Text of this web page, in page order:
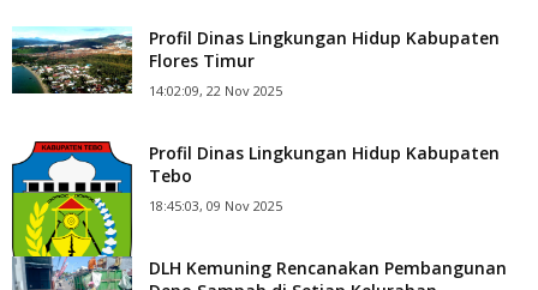
Profil Dinas Lingkungan Hidup Kabupaten
Flores Timur
14:02:09, 22 Nov 2025
Profil Dinas Lingkungan Hidup Kabupaten
Tebo
18:45:03, 09 Nov 2025
DLH Kemuning Rencanakan Pembangunan